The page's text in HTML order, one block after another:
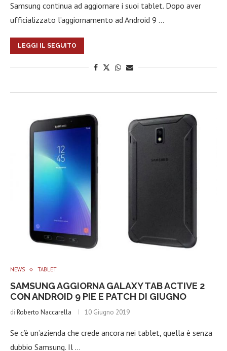
Samsung continua ad aggiornare i suoi tablet. Dopo aver
ufficializzato l’aggiornamento ad Android 9 …
LEGGI IL SEGUITO
NEWS TABLET
SAMSUNG AGGIORNA GALAXY TAB ACTIVE 2
CON ANDROID 9 PIE E PATCH DI GIUGNO
di Roberto Naccarella 10 Giugno 2019
Se c’è un’azienda che crede ancora nei tablet, quella è senza
dubbio Samsung. Il …